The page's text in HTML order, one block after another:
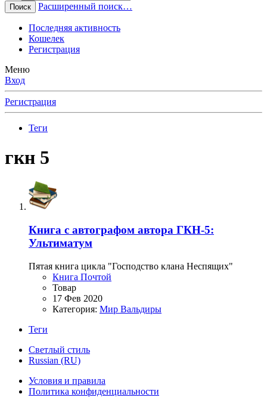
Поиск Расширенный поиск…
Последняя активность
Кошелек
Регистрация
Меню
Вход
Регистрация
Теги
гкн 5
Книга с автографом автора ГКН-5:
Ультиматум
Пятая книга цикла "Господство клана Неспящих"
Книга Почтой
Товар
17 Фев 2020
Категория: Мир Вальдиры
Теги
Светлый стиль
Russian (RU)
Условия и правила
Политика конфиденциальности